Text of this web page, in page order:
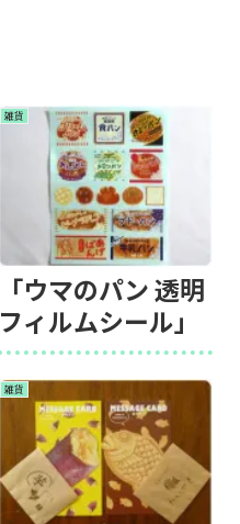
雑貨
「ウマのパン 透明
フィルムシール」
雑貨